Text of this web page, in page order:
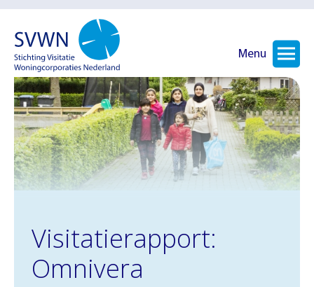
Menu
Visitatierapport:
Omnivera